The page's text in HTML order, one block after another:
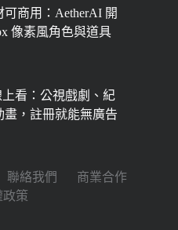
可商用：AetherAI 開
像素風角色與道具
看：公視戲劇、紀
畫，註冊就能無廣告
聯絡我們
商業合作
政策